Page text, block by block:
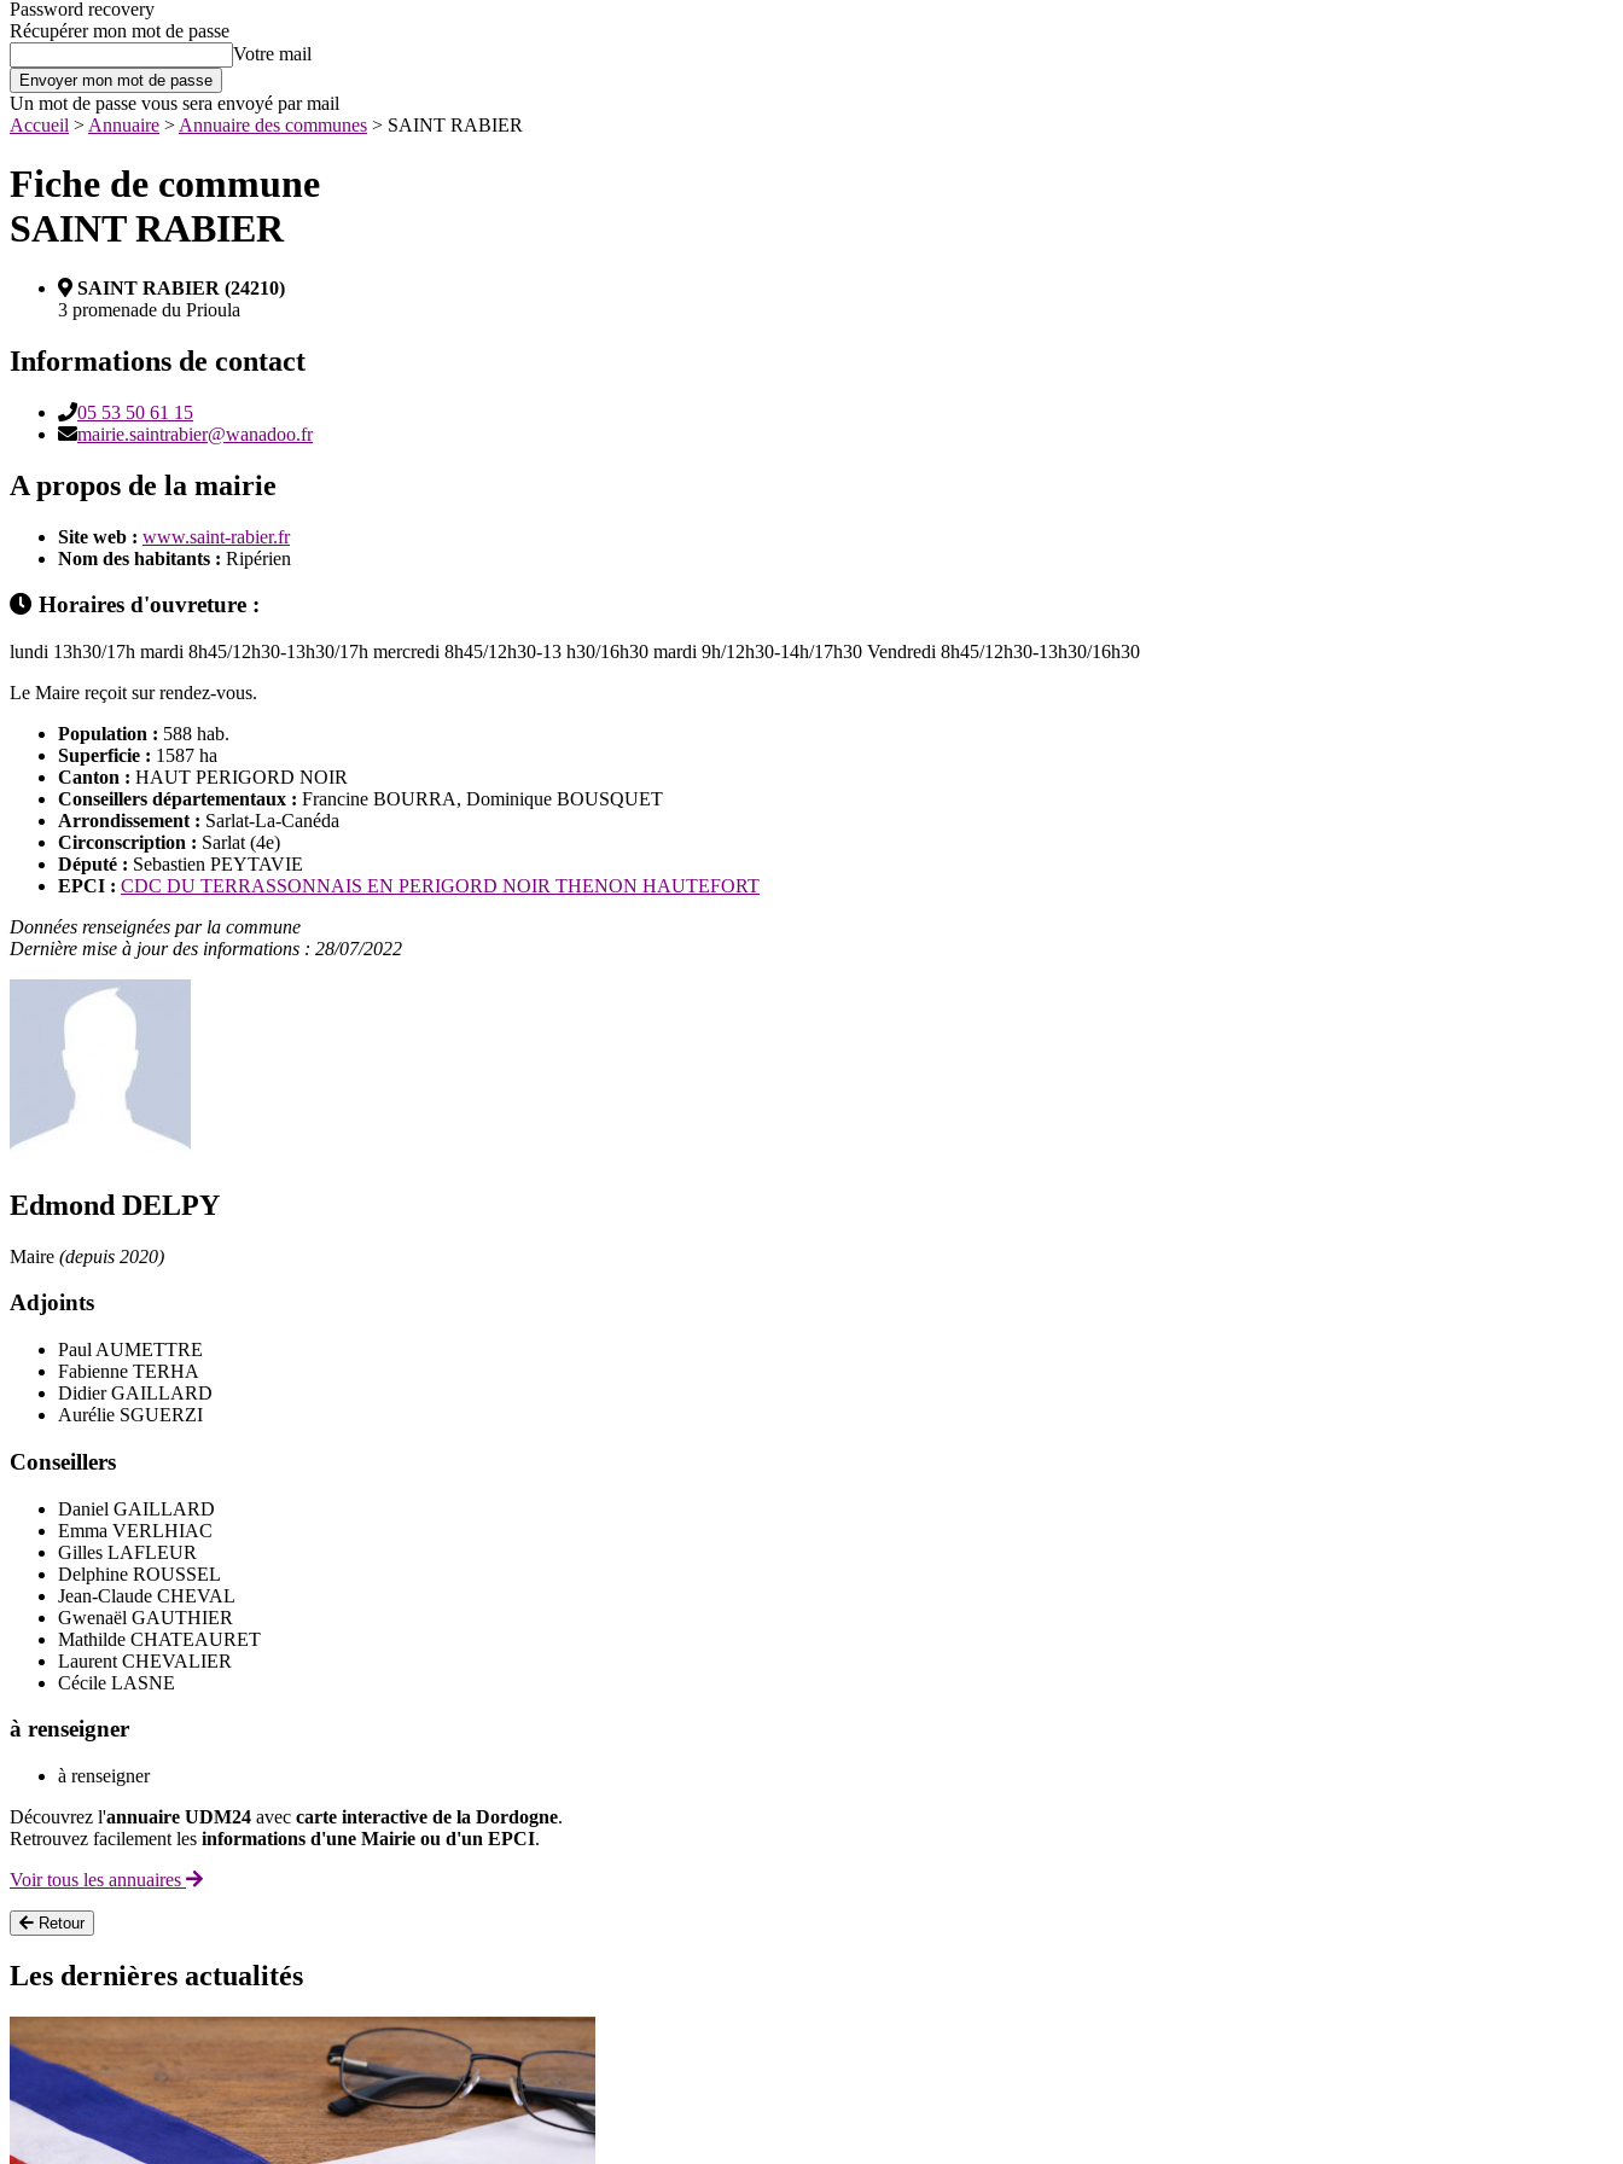
Password recovery
Récupérer mon mot de passe
Votre mail
Un mot de passe vous sera envoyé par mail
Accueil > Annuaire > Annuaire des communes > SAINT RABIER
Fiche de commune
SAINT RABIER
SAINT RABIER (24210)
3 promenade du Prioula
Informations de contact
05 53 50 61 15
mairie.saintrabier@wanadoo.fr
A propos de la mairie
Site web : www.saint-rabier.fr
Nom des habitants : Ripérien
Horaires d'ouvreture :
lundi 13h30/17h mardi 8h45/12h30-13h30/17h mercredi 8h45/12h30-13 h30/16h30 mardi 9h/12h30-14h/17h30 Vendredi 8h45/12h30-13h30/16h30
Le Maire reçoit sur rendez-vous.
Population : 588 hab.
Superficie : 1587 ha
Canton : HAUT PERIGORD NOIR
Conseillers départementaux : Francine BOURRA, Dominique BOUSQUET
Arrondissement : Sarlat-La-Canéda
Circonscription : Sarlat (4e)
Député : Sebastien PEYTAVIE
EPCI : CDC DU TERRASSONNAIS EN PERIGORD NOIR THENON HAUTEFORT
Données renseignées par la commune
Dernière mise à jour des informations : 28/07/2022
Edmond DELPY
Maire (depuis 2020)
Adjoints
Paul AUMETTRE
Fabienne TERHA
Didier GAILLARD
Aurélie SGUERZI
Conseillers
Daniel GAILLARD
Emma VERLHIAC
Gilles LAFLEUR
Delphine ROUSSEL
Jean-Claude CHEVAL
Gwenaël GAUTHIER
Mathilde CHATEAURET
Laurent CHEVALIER
Cécile LASNE
à renseigner
à renseigner
Découvrez l'annuaire UDM24 avec carte interactive de la Dordogne.
Retrouvez facilement les informations d'une Mairie ou d'un EPCI.
Voir tous les annuaires
Retour
Les dernières actualités